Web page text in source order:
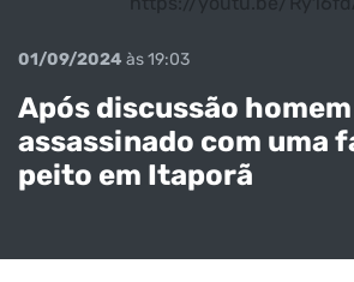
01/09/2024 às 19:03
Após discussão
assassinado com uma
peito em Itaporã